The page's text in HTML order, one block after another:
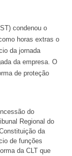
condenou o
horas extras o
da jornada
da empresa. O
de proteção
do
Regional do
da
de funções
da CLT que